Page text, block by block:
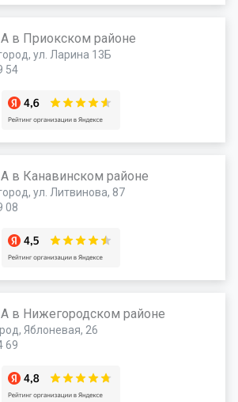
в Приокском районе
ул. Ларина 13Б
54
в Канавинском районе
ул. Литвинова, 87
08
в Нижегородском районе
Яблоневая, 26
69